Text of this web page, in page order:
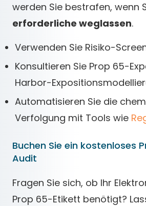
werden Sie bestrafen, wenn
erforderliche weglassen.
Verwenden Sie Risiko-
Konsultieren Sie Prop 65-
Harbor-
Automatisieren Sie die
Verfolgung mit Tools wie
Buchen Sie ein kostenloses
Audit
Fragen Sie sich, ob Ihr
Prop 65-Etikett benötigt?